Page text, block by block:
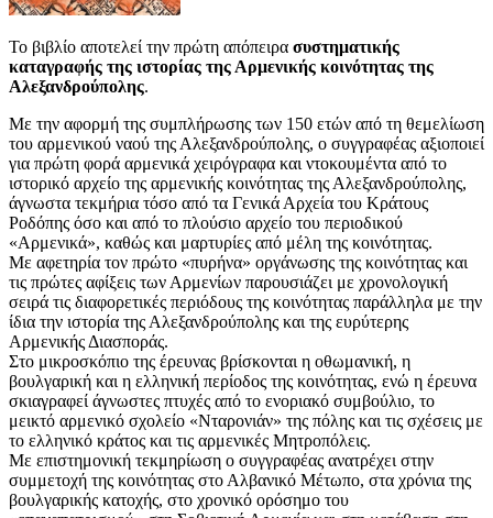
Το βιβλίο αποτελεί την πρώτη απόπειρα συστηματικής
καταγραφής της ιστορίας της Αρμενικής κοινότητας της
Αλεξανδρούπολης.
Με την αφορμή της συμπλήρωσης των 150 ετών από τη θεμελίωση
του αρμενικού ναού της Αλεξανδρούπολης, ο συγγραφέας αξιοποιεί
για πρώτη φορά αρμενικά χειρόγραφα και ντοκουμέντα από το
ιστορικό αρχείο της αρμενικής κοινότητας της Αλεξανδρούπολης,
άγνωστα τεκμήρια τόσο από τα Γενικά Αρχεία του Κράτους
Ροδόπης όσο και από το πλούσιο αρχείο του περιοδικού
«Αρμενικά», καθώς και μαρτυρίες από μέλη της κοινότητας.
Με αφετηρία τον πρώτο «πυρήνα» οργάνωσης της κοινότητας και
τις πρώτες αφίξεις των Αρμενίων παρουσιάζει με χρονολογική
σειρά τις διαφορετικές περιόδους της κοινότητας παράλληλα με την
ίδια την ιστορία της Αλεξανδρούπολης και της ευρύτερης
Αρμενικής Διασποράς.
Στο μικροσκόπιο της έρευνας βρίσκονται η οθωμανική, η
βουλγαρική και η ελληνική περίοδος της κοινότητας, ενώ η έρευνα
σκιαγραφεί άγνωστες πτυχές από το ενοριακό συμβούλιο, το
μεικτό αρμενικό σχολείο «Νταρονιάν» της πόλης και τις σχέσεις με
το ελληνικό κράτος και τις αρμενικές Μητροπόλεις.
Με επιστημονική τεκμηρίωση ο συγγραφέας ανατρέχει στην
συμμετοχή της κοινότητας στο Αλβανικό Μέτωπο, στα χρόνια της
βουλγαρικής κατοχής, στο χρονικό ορόσημο του